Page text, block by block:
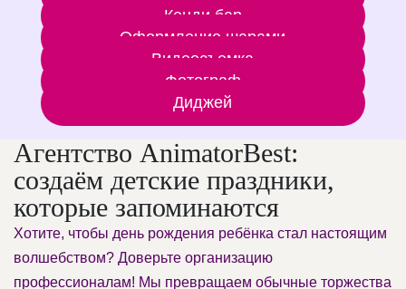
Кенди бар
Оформление шарами
Видеосъемка
Фотограф
Диджей
Агентство AnimatorBest:
создаём детские праздники,
которые запоминаются
Хотите, чтобы день рождения ребёнка стал настоящим
волшебством? Доверьте организацию
профессионалам! Мы превращаем обычные торжества